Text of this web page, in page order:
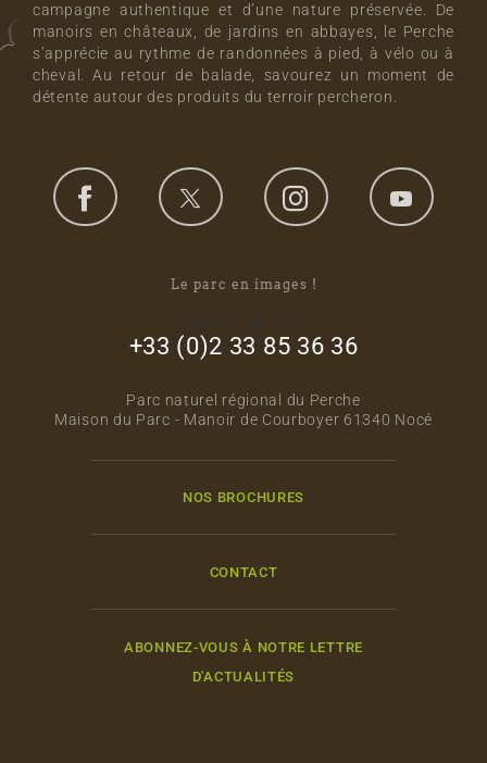
campagne authentique et d’une nature préservée. De
manoirs en châteaux, de jardins en abbayes, le Perche
s’apprécie au rythme de randonnées à pied, à vélo ou à
cheval. Au retour de balade, savourez un moment de
détente autour des produits du terroir percheron.
Le parc en images !
+33 (0)2 33 85 36 36
Parc naturel régional du Perche
Maison du Parc - Manoir de Courboyer 61340 Nocé
NOS BROCHURES
CONTACT
ABONNEZ-VOUS À NOTRE LETTRE
D'ACTUALITÉS